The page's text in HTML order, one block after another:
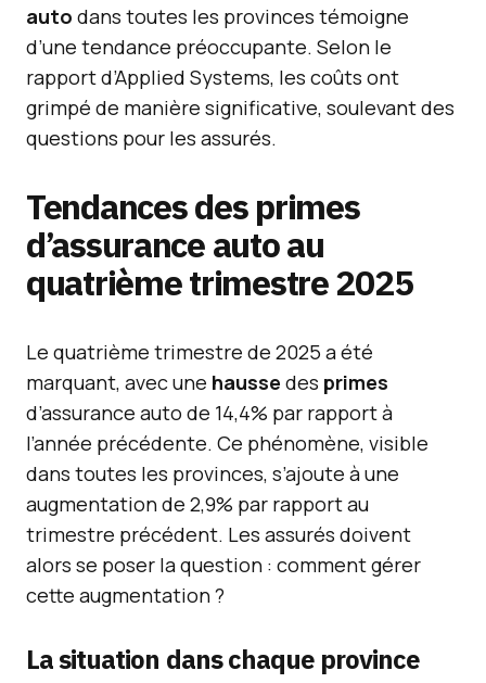
auto dans toutes les provinces témoigne
d’une tendance préoccupante. Selon le
rapport d’Applied Systems, les coûts ont
grimpé de manière significative, soulevant des
questions pour les assurés.
Tendances des primes
d’assurance auto au
quatrième trimestre 2025
Le quatrième trimestre de 2025 a été
marquant, avec une hausse des primes
d’assurance auto de 14,4% par rapport à
l’année précédente. Ce phénomène, visible
dans toutes les provinces, s’ajoute à une
augmentation de 2,9% par rapport au
trimestre précédent. Les assurés doivent
alors se poser la question : comment gérer
cette augmentation ?
La situation dans chaque province